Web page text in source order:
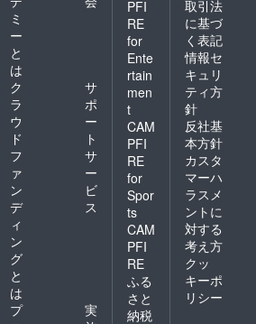
ミ
ー
と
は
ク
ラ
ウ
ド
フ
ァ
ン
デ
ィ
ン
グ
と
は
サ
ポ
ー
ト
サ
ー
ビ
ス
プ
実
PFI
RE
for
Ente
rtain
men
t
CAM
PFI
RE
for
Spor
ts
CAM
PFI
RE
ふる
さと
納税
取引法
に基づ
く表記
情報セ
キュリ
ティ方
針
反社基
本方針
カスタ
マーハ
ラスメ
ントに
対する
考え方
クッ
キーポ
リシー